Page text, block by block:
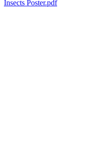
Insects Poster.pdf